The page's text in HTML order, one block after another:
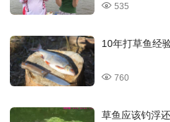
535
10年打草鱼经
760
草鱼应该钓浮